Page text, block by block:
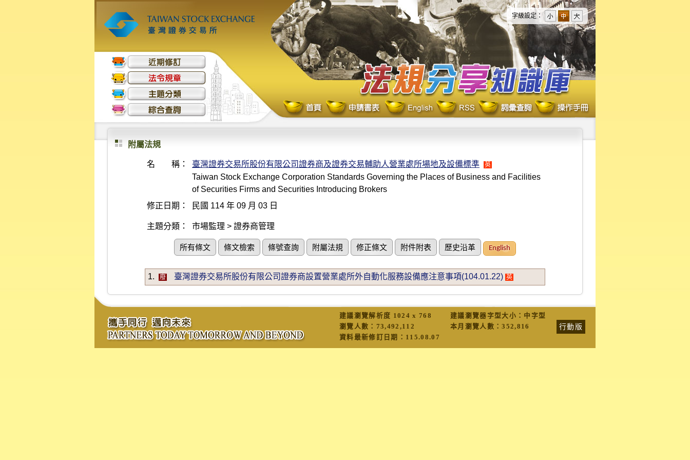
字級設定：
附屬法規
名 稱： 臺灣證券交易所股份有限公司證券商及證券交易輔助人營業處所場地及設備標準 英
Taiwan Stock Exchange Corporation Standards Governing the Places of Business and Facilities
of Securities Firms and Securities Introducing Brokers
修正日期：
民國 114 年 09 月 03 日
主題分類： 市場監理 > 證券商管理
所有條文 條文檢索 條號查詢 附屬法規 修正條文 附件附表 歷史沿革 English
1. 廢 臺灣證券交易所股份有限公司證券商設置營業處所外自動化服務設備應注意事項(104.01.22) 英
建議瀏覽解析度 1024 x 768 建議瀏覽器字型大小：中字型
行動版
瀏覽人數： 73,492,112 本月瀏覽人數：352,816
資料最新修訂日期： 115.08.07